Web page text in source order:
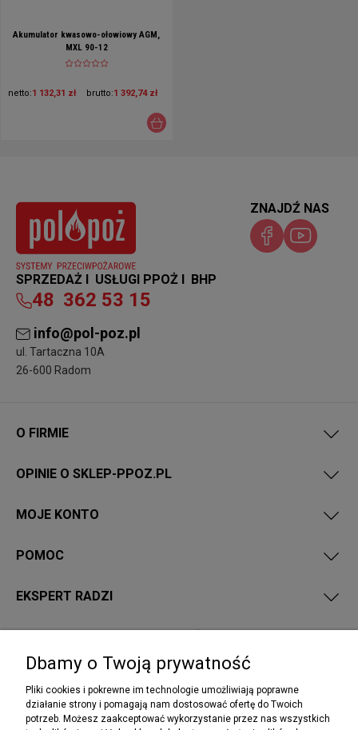
Akumulator kwasowo-ołowiowy AGM,
MXL 90-12
netto:1 132,31 zł brutto:1 392,74 zł
SPRZEDAŻ I USŁUGI PPOŻ I BHP
48 362 53 15
info@pol-poz.pl
ul. Tartaczna 10A
26-600 Radom
ZNAJDŹ NAS
O FIRMIE
OPINIE O SKLEP-PPOZ.PL
MOJE KONTO
POMOC
EKSPERT RADZI
Dbamy o Twoją prywatność
Pliki cookies i pokrewne im technologie umożliwiają poprawne
działanie strony i pomagają nam dostosować ofertę do Twoich
potrzeb. Możesz zaakceptować wykorzystanie przez nas wszystkich